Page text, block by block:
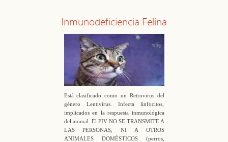
Inmunodeficiencia Felina
Está clasificado como un Retrovirus del
género Lentivirus. Infecta linfocitos,
implicados en la respuesta inmunológica
del animal. El FIV NO SE TRANSMITE A
LAS PERSONAS, NI A OTROS
ANIMALES DOMÉSTICOS (perros,